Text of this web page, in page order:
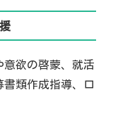
意欲の啓蒙、就活
類作成指導、ロ